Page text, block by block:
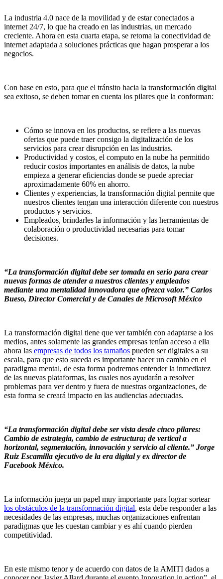
La industria 4.0 nace de la movilidad y de estar conectados a
internet 24/7, lo que ha creado en las industrias, un mercado
creciente. Ahora en esta cuarta etapa, se retoma la conectividad de
internet adaptada a soluciones prácticas que hagan prosperar a los
negocios.
Con base en esto, para que el tránsito hacia la transformación digital
sea exitoso, se deben tomar en cuenta los pilares que la conforman:
Cómo se innova en los productos, se refiere a las nuevas
ofertas que puede traer consigo la digitalización de los
servicios para crear disrupción en las industrias.
Productividad y costos, el computo en la nube ha permitido
reducir costos importantes en análisis de datos, la nube
empieza a generar eficiencias donde se puede apreciar
aproximadamente 60% en ahorro.
Clientes y experiencias, la transformación digital permite que
nuestros clientes tengan una interacción diferente con nuestros
productos y servicios.
Empleados, brindarles la información y las herramientas de
colaboración o productividad necesarias para tomar
decisiones.
“La transformación digital debe ser tomada en serio para crear
nuevas formas de atender a nuestros clientes y empleados
mediante una mentalidad innovadora que ofrezca valor.” Carlos
Bueso, Director Comercial y de Canales de Microsoft México
La transformación digital tiene que ver también con adaptarse a los
medios, antes solamente las grandes empresas tenían acceso a ella
ahora las empresas de todos los tamaños pueden ser digitales a su
escala, para que esto suceda es importante hacer un cambio en el
paradigma mental, de esta forma podremos entender la inmediatez
de las nuevas plataformas, las cuales nos ayudarán a resolver
problemas para ver dentro y fuera de nuestras organizaciones, de
esta forma se creará impacto en las audiencias adecuadas.
“La transformación digital debe ser vista desde cinco pilares:
Cambio de estrategia, cambio de estructura; de vertical a
horizontal, segmentación, innovación y servicio al cliente.” Jorge
Ruiz Escamilla ejecutivo de la era digital y ex director de
Facebook México.
La información juega un papel muy importante para lograr sortear
los obstáculos de la transformación digital, esta debe responder a las
necesidades de las empresas, muchas organizaciones enfrentan
paradigmas que les cuestan cambiar y es ahí cuando pierden
competitividad.
En este mismo tenor y de acuerdo con datos de la AMITI dados a